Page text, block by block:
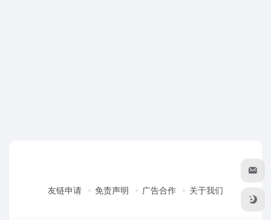
友链申请 免责声明 广告合作 关于我们